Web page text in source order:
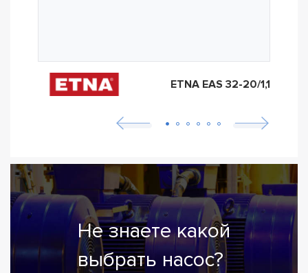
ETNA EAS 32-20/1,1
Не знаете какой
выбрать насос?